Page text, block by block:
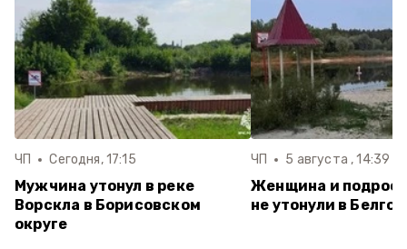
ЧП Сегодня, 17:15
Мужчина утонул в реке
Ворскла в Борисовском
округе
ЧП 5 августа , 14:39
Женщина и
не утонули в